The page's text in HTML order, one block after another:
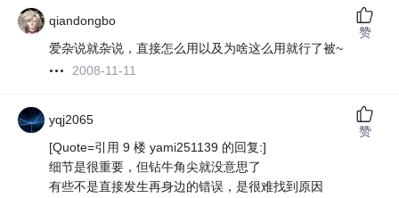
qiandongbo
爱杂说就杂说，直接怎么用以及为啥这么用就行了被~
2008-11-11
赞
yqj2065
[Quote=引用 9 楼 yami251139 的回复:]
细节是很重要，但钻牛角尖就没意思了
有些不是直接发生再身边的错误，是很难找到原因
赞